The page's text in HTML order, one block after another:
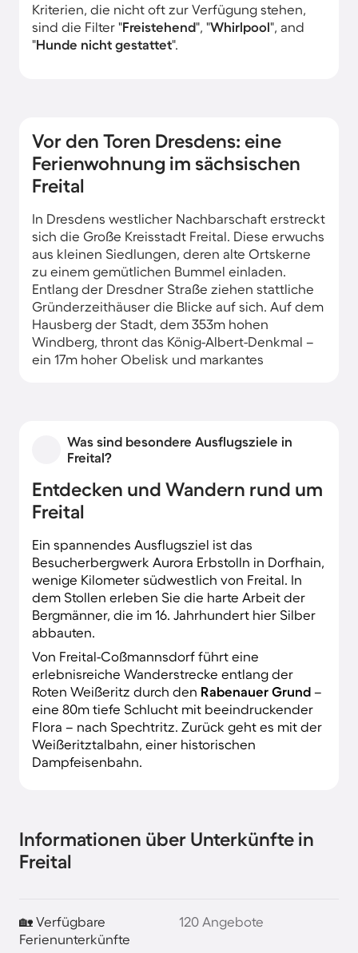
Kriterien, die nicht oft zur Verfügung stehen,
sind die Filter "Freistehend", "Whirlpool", and
"Hunde nicht gestattet".
Vor den Toren Dresdens: eine
Ferienwohnung im sächsischen
Freital
In Dresdens westlicher Nachbarschaft erstreckt
sich die Große Kreisstadt Freital. Diese erwuchs
aus kleinen Siedlungen, deren alte Ortskerne
zu einem gemütlichen Bummel einladen.
Entlang der Dresdner Straße ziehen stattliche
Gründerzeithäuser die Blicke auf sich. Auf dem
Hausberg der Stadt, dem 353m hohen
Windberg, thront das König-Albert-Denkmal –
ein 17m hoher Obelisk und markantes
Stadtgebiet.
Was sind besondere Ausflugsziele in
Freital?
Entdecken und Wandern rund um
Freital
Ein spannendes Ausflugsziel ist das
Besucherbergwerk Aurora Erbstolln in Dorfhain,
wenige Kilometer südwestlich von Freital. In
dem Stollen erleben Sie die harte Arbeit der
Bergmänner, die im 16. Jahrhundert hier Silber
abbauten.
Von Freital-Coßmannsdorf führt eine
erlebnisreiche Wanderstrecke entlang der
Roten Weißeritz durch den Rabenauer Grund –
eine 80m tiefe Schlucht mit beeindruckender
Flora – nach Spechtritz. Zurück geht es mit der
Weißeritztalbahn, einer historischen
Dampfeisenbahn.
Informationen über Unterkünfte in
Freital
🏡 Verfügbare
Ferienunterkünfte
120 Angebote